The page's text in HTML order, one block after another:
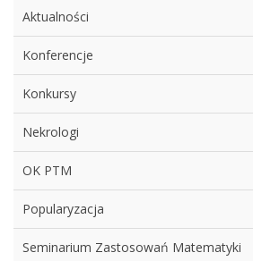
Aktualności
Konferencje
Konkursy
Nekrologi
OK PTM
Popularyzacja
Seminarium Zastosowań Matematyki